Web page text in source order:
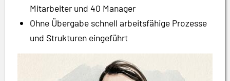
Mitarbeiter und 40 Manager
Ohne Übergabe schnell arbeitsfähige Prozesse
und Strukturen eingeführt